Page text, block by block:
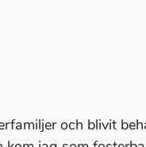
och blivit